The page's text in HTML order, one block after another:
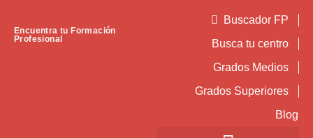
Encuentra tu Formación
Profesional
Buscador FP
Busca tu centro
Grados Medios
Grados Superiores
Blog